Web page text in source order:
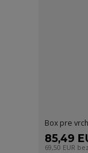
Box pre
85,49
69,50 EUR